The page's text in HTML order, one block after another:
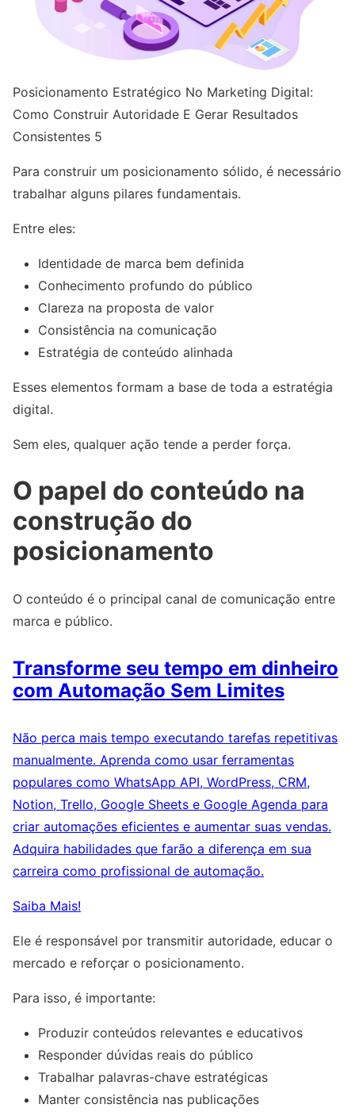
Posicionamento Estratégico No Marketing Digital:
Como Construir Autoridade E Gerar Resultados
Consistentes 5
Para construir um posicionamento sólido, é necessário
trabalhar alguns pilares fundamentais.
Entre eles:
Identidade de marca bem definida
Conhecimento profundo do público
Clareza na proposta de valor
Consistência na comunicação
Estratégia de conteúdo alinhada
Esses elementos formam a base de toda a estratégia
digital.
Sem eles, qualquer ação tende a perder força.
O papel do conteúdo na
construção do
posicionamento
O conteúdo é o principal canal de comunicação entre
marca e público.
Transforme seu tempo em dinheiro
com Automação Sem Limites
Não perca mais tempo executando tarefas repetitivas
manualmente. Aprenda como usar ferramentas
populares como WhatsApp API, WordPress, CRM,
Notion, Trello, Google Sheets e Google Agenda para
criar automações eficientes e aumentar suas vendas.
Adquira habilidades que farão a diferença em sua
carreira como profissional de automação.
Saiba Mais!
Ele é responsável por transmitir autoridade, educar o
mercado e reforçar o posicionamento.
Para isso, é importante:
Produzir conteúdos relevantes e educativos
Responder dúvidas reais do público
Trabalhar palavras-chave estratégicas
Manter consistência nas publicações